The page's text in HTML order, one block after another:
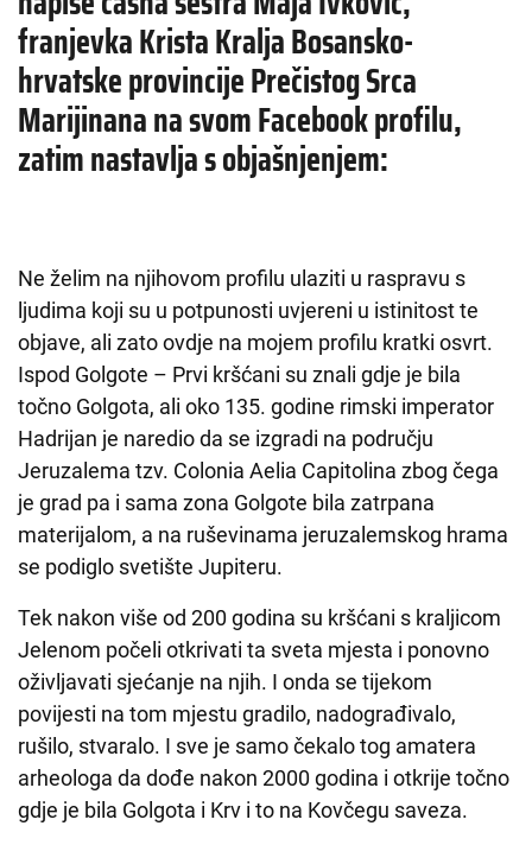
franjevka Krista Kralja Bosansko-
hrvatske provincije Prečistog Srca
Marijinana na svom Facebook profilu,
zatim nastavlja s objašnjenjem:
Ne želim na njihovom profilu ulaziti u raspravu s
ljudima koji su u potpunosti uvjereni u istinitost te
objave, ali zato ovdje na mojem profilu kratki osvrt.
Ispod Golgote – Prvi kršćani su znali gdje je bila
točno Golgota, ali oko 135. godine rimski imperator
Hadrijan je naredio da se izgradi na području
Jeruzalema tzv. Colonia Aelia Capitolina zbog čega
je grad pa i sama zona Golgote bila zatrpana
materijalom, a na ruševinama jeruzalemskog hrama
se podiglo svetište Jupiteru.
Tek nakon više od 200 godina su kršćani s kraljicom
Jelenom počeli otkrivati ta sveta mjesta i ponovno
oživljavati sjećanje na njih. I onda se tijekom
povijesti na tom mjestu gradilo, nadograđivalo,
rušilo, stvaralo. I sve je samo čekalo tog amatera
arheologa da dođe nakon 2000 godina i otkrije točno
gdje je bila Golgota i Krv i to na Kovčegu saveza.